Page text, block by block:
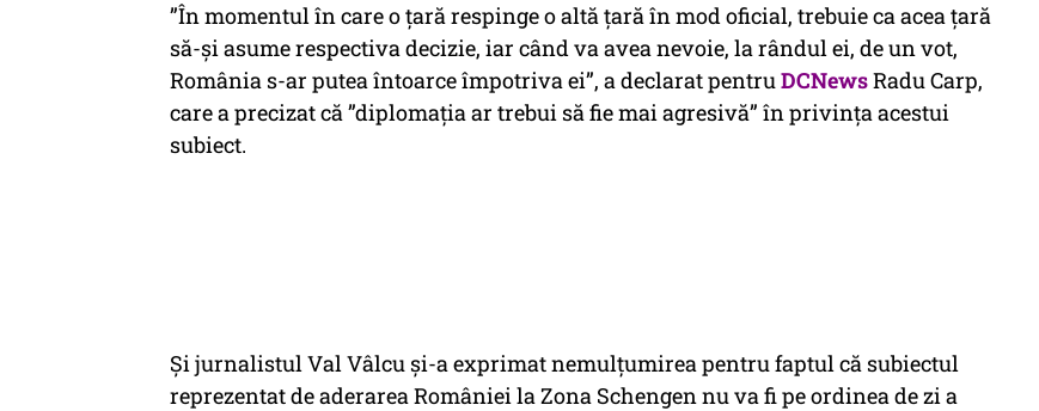
”În momentul în care o țară respinge o altă țară în mod oficial, trebuie ca acea țară
să-și asume respectiva decizie, iar când va avea nevoie, la rândul ei, de un vot,
România s-ar putea întoarce împotriva ei”, a declarat pentruDCNewsRadu Carp,
care a precizat că ”diplomația ar trebui să fie mai agresivă” în privința acestui
subiect.
Și jurnalistul Val Vâlcu și-a exprimat nemulțumirea pentru faptul că subiectul
reprezentat de aderarea României la Zona Schengen nu va fi pe ordinea de zi a